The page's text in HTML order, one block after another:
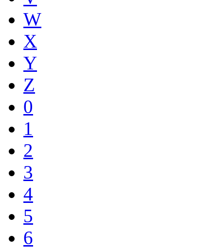
W
X
Y
Z
0
1
2
3
4
5
6